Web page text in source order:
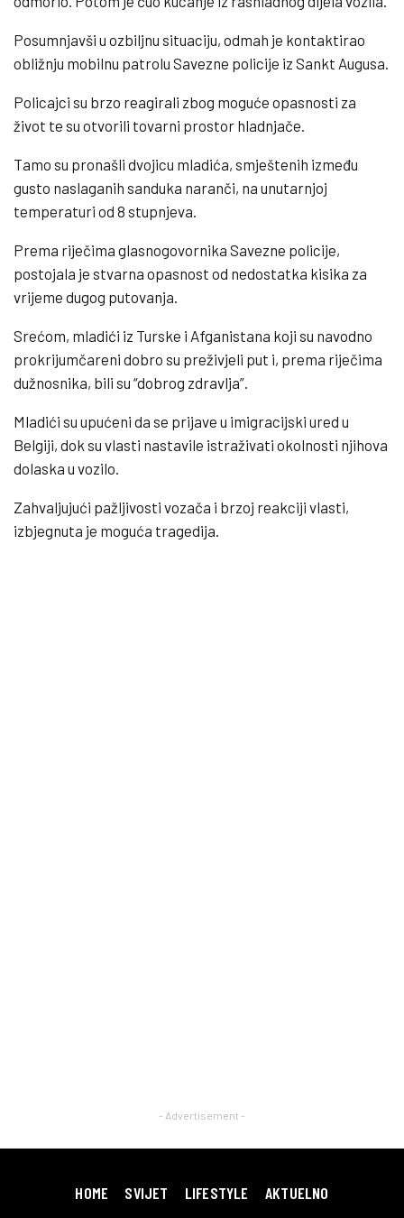
Posumnjavši u ozbiljnu situaciju, odmah je kontaktirao
obližnju mobilnu patrolu Savezne policije iz Sankt Augusa.
Policajci su brzo reagirali zbog moguće opasnosti za
život te su otvorili tovarni prostor hladnjače.
Tamo su pronašli dvojicu mladića, smještenih između
gusto naslaganih sanduka naranči, na unutarnjoj
temperaturi od 8 stupnjeva.
Prema riječima glasnogovornika Savezne policije,
postojala je stvarna opasnost od nedostatka kisika za
vrijeme dugog putovanja.
Srećom, mladići iz Turske i Afganistana koji su navodno
prokrijumčareni dobro su preživjeli put i, prema riječima
dužnosnika, bili su “dobrog zdravlja”.
Mladići su upućeni da se prijave u imigracijski ured u
Belgiji, dok su vlasti nastavile istraživati ​​okolnosti njihova
dolaska u vozilo.
Zahvaljujući pažljivosti vozača i brzoj reakciji vlasti,
izbjegnuta je moguća tragedija.
- Advertisement -
HOME SVIJET LIFESTYLE AKTUELNO